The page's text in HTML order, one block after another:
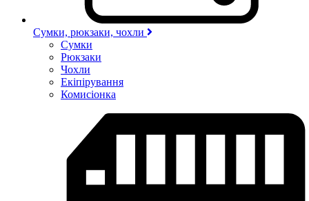
Сумки, рюкзаки, чохли
Сумки
Рюкзаки
Чохли
Екіпірування
Комисіонка